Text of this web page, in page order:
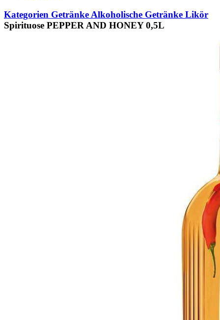
Kategorien Getränke Alkoholische Getränke Likör
Spirituose PEPPER AND HONEY 0,5L